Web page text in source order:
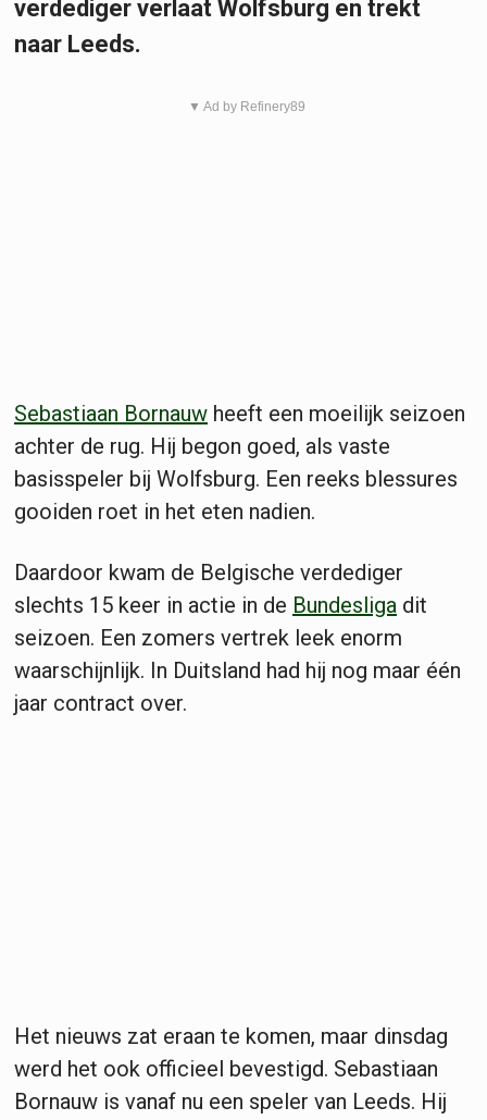
verdediger verlaat Wolfsburg en trekt
naar Leeds.
▼ Ad by Refinery89
Sebastiaan Bornauw heeft een moeilijk seizoen
achter de rug. Hij begon goed, als vaste
basisspeler bij Wolfsburg. Een reeks blessures
gooiden roet in het eten nadien.
Daardoor kwam de Belgische verdediger
slechts 15 keer in actie in de Bundesliga dit
seizoen. Een zomers vertrek leek enorm
waarschijnlijk. In Duitsland had hij nog maar één
jaar contract over.
Het nieuws zat eraan te komen, maar dinsdag
werd het ook officieel bevestigd. Sebastiaan
Bornauw is vanaf nu een speler van Leeds. Hij